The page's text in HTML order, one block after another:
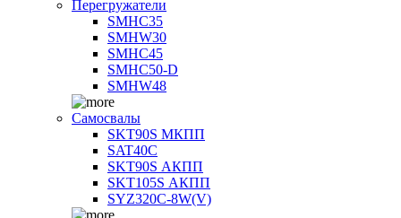
Перегружатели
SMHC35
SMHW30
SMHC45
SMHC50-D
SMHW48
Самосвалы
SKT90S МКПП
SAT40C
SKT90S АКПП
SKT105S АКПП
SYZ320C-8W(V)